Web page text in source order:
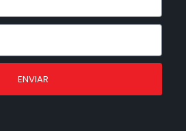
ENVIAR